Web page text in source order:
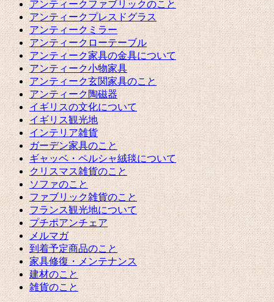
アンティークファブリックのこと
アンティークプレスドグラス
アンティークミラー
アンティークローテーブル
アンティーク家具の金具について
アンティーク小物家具
アンティーク玄関家具のこと
アンティーク陶磁器
イギリスの文化について
イギリス観光地
インテリア雑貨
ガーデン家具のこと
ギャッベ・ペルシャ絨毯について
クリスマス雑貨のこと
ソファのこと
ファブリック雑貨のこと
フランス観光地について
プチポアンチェア
メルマガ
到着予定商品のこと
家具修復・メンテナンス
建材のこと
雑貨のこと